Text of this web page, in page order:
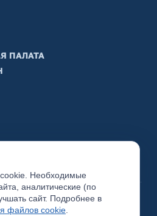
ПАЛАТА
район, официальный сайт
Необходимые
аналитические (по
сайт. Подробнее в
файлов cookie